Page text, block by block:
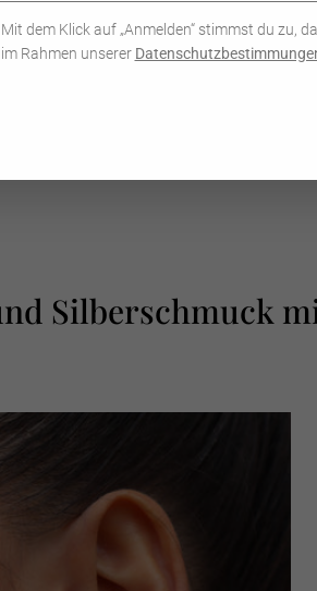
Mit dem Klick auf „Anmelden“ stimmst du zu,
im Rahmen unserer
Charm - Anhänger (wasserfest)
Silberschmuck